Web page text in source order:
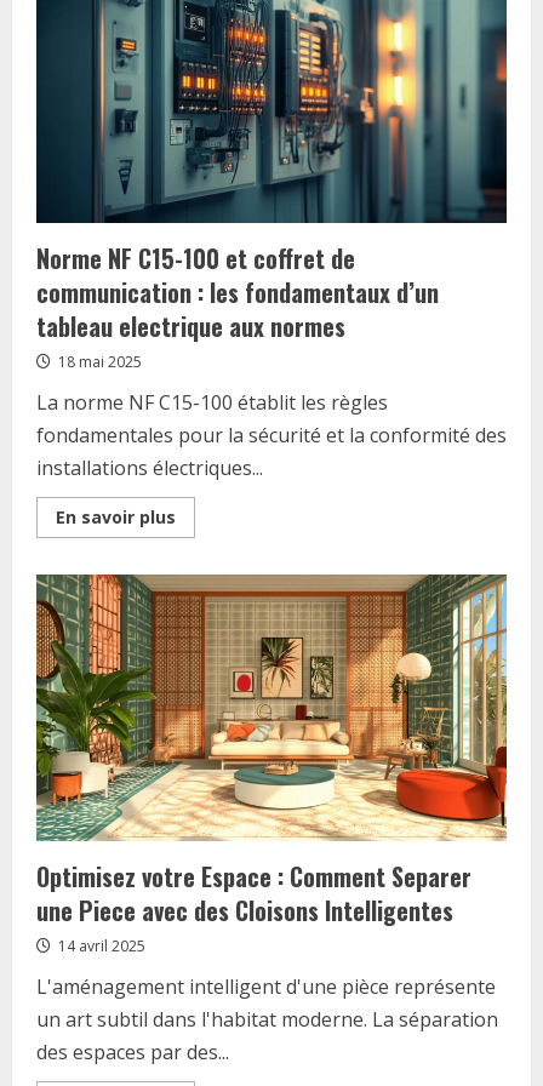
maison
avec
la
technique
du
doublage
placostil
Norme NF C15-100 et coffret de
communication : les fondamentaux d’un
tableau electrique aux normes
18 mai 2025
La norme NF C15-100 établit les règles
fondamentales pour la sécurité et la conformité des
installations électriques...
En savoir plus
more
NF
C15-
100
et
coffret
de
communication
:
les
fondamentaux
d’un
tableau
electrique
aux
normes
Optimisez votre Espace : Comment Separer
une Piece avec des Cloisons Intelligentes
14 avril 2025
L'aménagement intelligent d'une pièce représente
un art subtil dans l'habitat moderne. La séparation
des espaces par des...